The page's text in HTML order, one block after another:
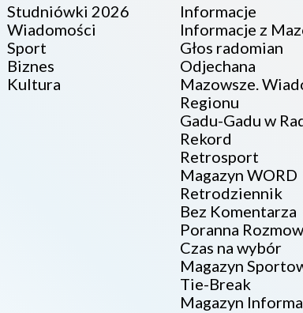
Studniówki 2026
Wiadomości
Sport
Biznes
Kultura
Informacje
Informacje z
Głos radomian
Odjechana
Mazowsze.
Regionu
Gadu-Gadu w
Rekord
Retrosport
Magazyn WORD
Retrodziennik
Bez Komentarza
Poranna
Czas na wybór
Magazyn
Tie-Break
Magazyn